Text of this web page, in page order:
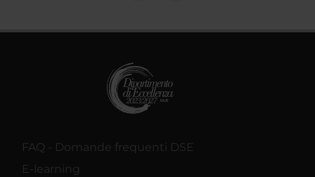
FAQ - Domande frequenti DSE
E-learning